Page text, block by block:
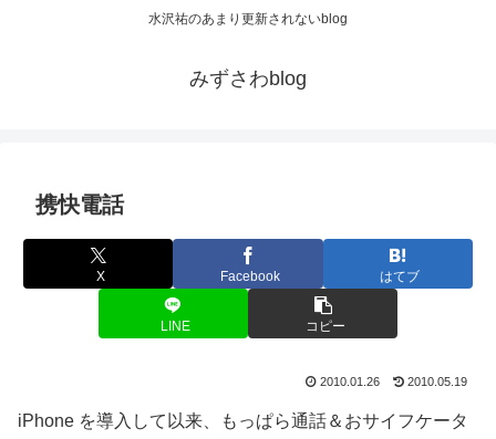
水沢祐のあまり更新されないblog
みずさわblog
携快電話
X Facebook はてブ
LINE コピー
2010.01.26 2010.05.19
iPhone を導入して以来、もっぱら通話＆おサイフケータ